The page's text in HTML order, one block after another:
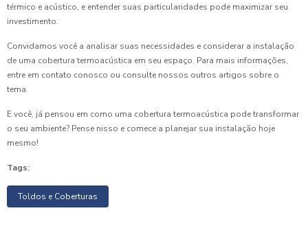
térmico e acústico, e entender suas particularidades pode maximizar seu
investimento.
Convidamos você a analisar suas necessidades e considerar a instalação
de uma cobertura termoacústica em seu espaço. Para mais informações,
entre em contato conosco ou consulte nossos outros artigos sobre o
tema.
E você, já pensou em como uma cobertura termoacústica pode transformar
o seu ambiente? Pense nisso e comece a planejar sua instalação hoje
mesmo!
Tags:
Toldos e Coberturas